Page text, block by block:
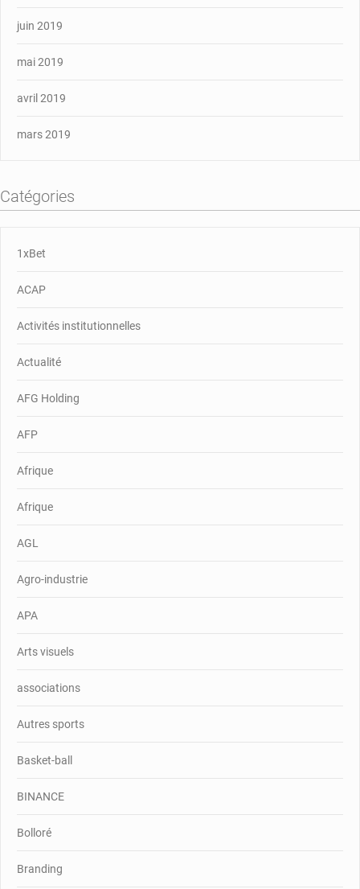
juin 2019
mai 2019
avril 2019
mars 2019
Catégories
1xBet
ACAP
Activités institutionnelles
Actualité
AFG Holding
AFP
Afrique
Afrique
AGL
Agro-industrie
APA
Arts visuels
associations
Autres sports
Basket-ball
BINANCE
Bolloré
Branding